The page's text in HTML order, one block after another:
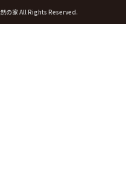
の家 All Rights Reserved.